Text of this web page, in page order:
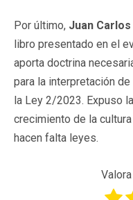
Por último, Juan
libro presentado en el
aporta doctrina
para la interpretación
la Ley 2/2023. Expuso
crecimiento de la
hacen falta leyes.